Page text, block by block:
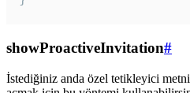
showProactiveInvitation#
İstediğiniz anda özel tetikleyici